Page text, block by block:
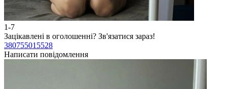
1-7
Зацікавлені в оголошенні? Зв'язатися зараз!
380755015528
Написати повідомлення